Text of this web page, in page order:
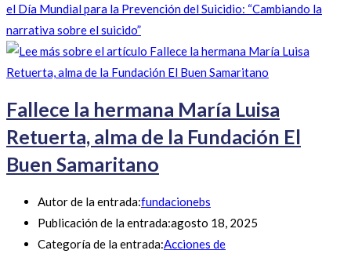
el Día Mundial para la Prevención del Suicidio: “Cambiando la
narrativa sobre el suicido”
Fallece la hermana María Luisa
Retuerta, alma de la Fundación El
Buen Samaritano
Autor de la entrada:fundacionebs
Publicación de la entrada:agosto 18, 2025
Categoría de la entrada:Acciones de